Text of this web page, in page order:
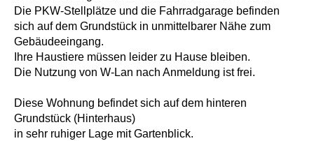
Die PKW-Stellplätze und die Fahrradgarage befinden
sich auf dem Grundstück in unmittelbarer Nähe zum
Gebäudeeingang.
Ihre Haustiere müssen leider zu Hause bleiben.
Die Nutzung von W-Lan nach Anmeldung ist frei.
Diese Wohnung befindet sich auf dem hinteren
Grundstück (Hinterhaus)
in sehr ruhiger Lage mit Gartenblick.